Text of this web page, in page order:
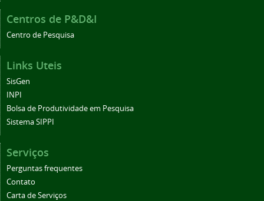
Centros de P&D&I
Centro de Pesquisa
Links Uteis
SisGen
INPI
Bolsa de Produtividade em Pesquisa
Sistema SIPPI
Serviços
Perguntas frequentes
Contato
Carta de Serviços